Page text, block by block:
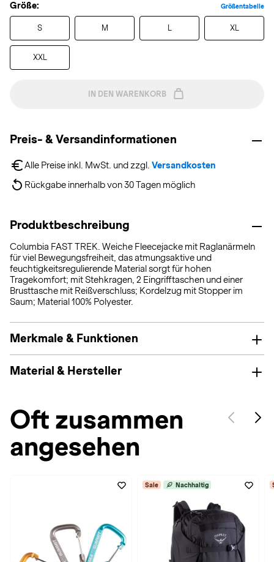
Größe: Größentabelle
S M L XL
XXL
IN DEN WARENKORB
Preis- & Versandinformationen
Alle Preise inkl. MwSt. und zzgl. Versandkosten
Rückgabe innerhalb von 30 Tagen möglich
Produktbeschreibung
Columbia FAST TREK. Weiche Fleecejacke mit Raglanärmeln
für viel Bewegungsfreiheit, das atmungsaktive und
feuchtigkeitsregulierende Material sorgt für hohen
Tragekomfort; mit Stehkragen, 2 Eingrifftaschen und einer
Brusttasche mit Reißverschluss; Kordelzug mit Stopper im
Saum; Material 100% Polyester.
Merkmale & Funktionen
Material & Hersteller
Oft zusammen
angesehen
Sale Nachhaltig